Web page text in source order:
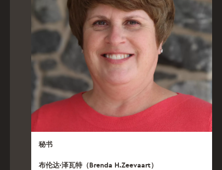
秘书
布伦达·泽瓦特（Brenda H.Zeevaart）